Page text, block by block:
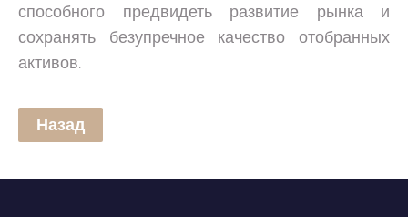
способного предвидеть развитие рынка и
сохранять безупречное качество отобранных
активов.
Назад